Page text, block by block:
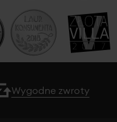
Wygodne zwroty